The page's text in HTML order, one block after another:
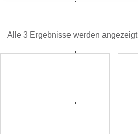
Alle 3 Ergebnisse werden angezeigt